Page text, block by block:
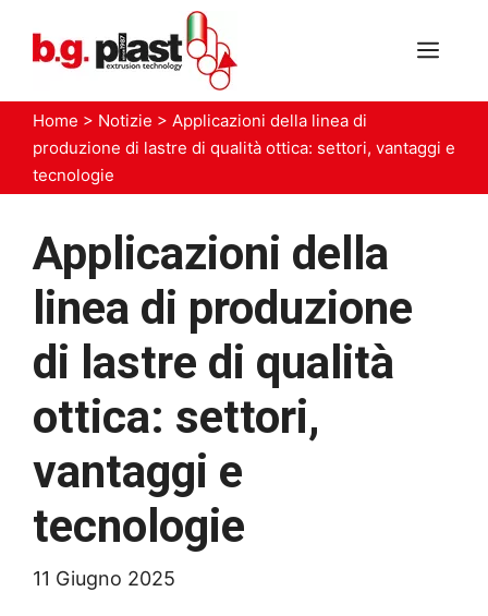
contenuto
Home > Notizie > Applicazioni della linea di
produzione di lastre di qualità ottica: settori, vantaggi e
tecnologie
Applicazioni della
linea di produzione
di lastre di qualità
ottica: settori,
vantaggi e
tecnologie
11 Giugno 2025